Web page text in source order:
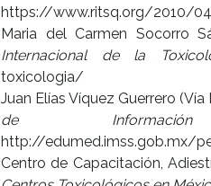
https://www.ritsq.org/2010/
Maria del Carmen Socorro
Internacional de la
toxicologia/
Juan Elías Víquez Guerrero
de
http://edumed.imss.gob.mx/
Centro de Capacitación,